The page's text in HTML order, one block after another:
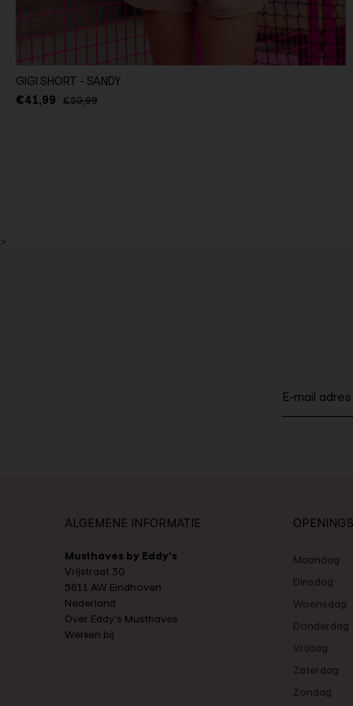
GIGI SHORT - SANDY
€41,99 €59,99
>
ALGEMENE INFORMATIE
Musthaves by Eddy's
Vrijstraat 30
5611 AW Eindhoven
Nederland
Over Eddy's Musthaves
Werken bij
Maandag
Dinsdag
Woensdag
Donderdag
Vrijdag
Zaterdag
Zondag